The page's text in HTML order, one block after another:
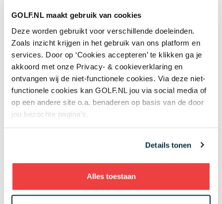
GOLF.NL maakt gebruik van cookies
Deze worden gebruikt voor verschillende doeleinden.
Zoals inzicht krijgen in het gebruik van ons platform en
services. Door op ‘Cookies accepteren’ te klikken ga je
akkoord met onze Privacy- & cookieverklaring en
ontvangen wij de niet-functionele cookies. Via deze niet-
functionele cookies kan GOLF.NL jou via social media of
op een andere site o.a. benaderen op basis van de door
jou bezochte pagina’s.
Details tonen
Alles toestaan
heeft hij inmiddels wel bewezen. De 27-jarige Zuid-
Afrikaan, die op de University of Texas met Jordan
Spieth in een team zat, heeft in 2017 twee zeges op de
European Tour geboekt. Daarvoor won hij al twee keer
op de Challenge Tour.
Reacties
Denk je dat een kompas hulp biedt? Zou het niet alleen
of een afstandsmeter (laser)? Laat weten wat je vindt.
Plaats een reactie onderaan deze pagina of
.